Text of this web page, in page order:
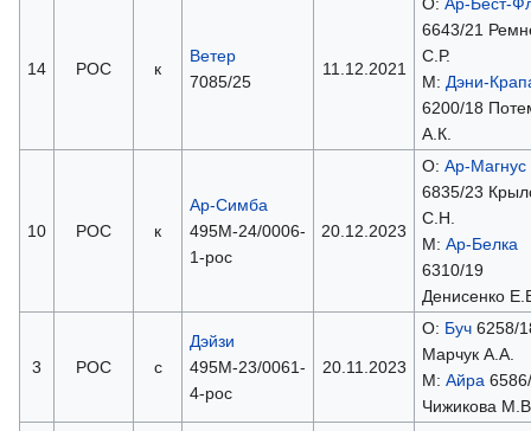
14 РОС к
Ветер
7085/25
11.12.2021
6643/21
С.Р.
М: Дэни-
6200/18
А.К.
10 РОС к
Ар-Симба
495М-24/0006-
1-рос
20.12.2023
О: Ар-Магнус
6835/23
С.Н.
М: Ар-Белка
6310/19
Денисенко
3 РОС с
Дэйзи
495М-23/0061-
4-рос
20.11.2023
О: Буч6258/
Марчук А.А.
М: Айра
Чижикова